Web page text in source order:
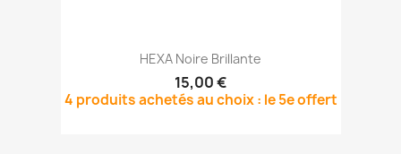
HEXA Noire Brillante
15,00 €
4 produits achetés au choix : le 5e offert